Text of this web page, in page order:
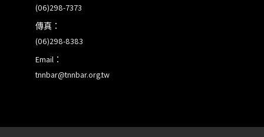
(06)298-7373
傳真：
(06)298-8383
Email：
tnnbar@tnnbar.org.tw